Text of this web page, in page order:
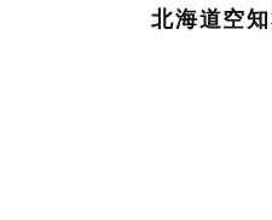
北海道空